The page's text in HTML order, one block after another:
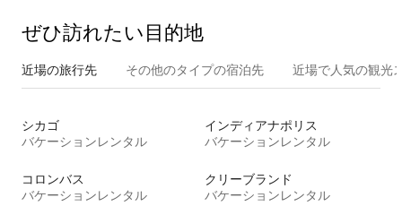
ぜひ訪⁠れ⁠た⁠い目⁠的⁠地
近場の旅行先 その他のタ⁠イ⁠プ⁠の宿⁠泊⁠先 近場で人気の観光
シカゴ
バケーションレンタル
インディアナポリス
バケーションレンタル
コロンバス
バケーションレンタル
クリーブランド
バケーションレンタル